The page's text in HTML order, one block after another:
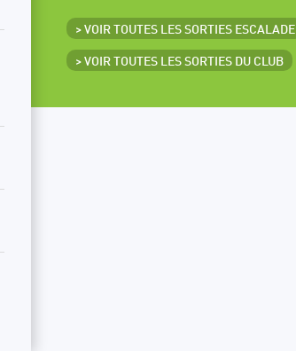
> VOIR TOUTES LES SORTIES ESCALADE
> VOIR TOUTES LES SORTIES DU CLUB